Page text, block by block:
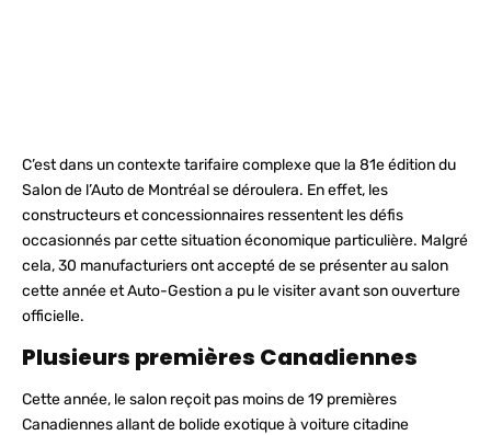
C’est dans un contexte tarifaire complexe que la 81e édition du
Salon de l’Auto de Montréal se déroulera. En effet, les
constructeurs et concessionnaires ressentent les défis
occasionnés par cette situation économique particulière. Malgré
cela, 30 manufacturiers ont accepté de se présenter au salon
cette année et Auto-Gestion a pu le visiter avant son ouverture
officielle.
Plusieurs premières Canadiennes
Cette année, le salon reçoit pas moins de 19 premières
Canadiennes allant de bolide exotique à voiture citadine